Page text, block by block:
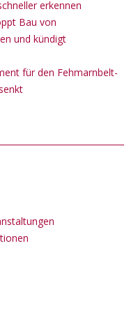
erkennen
Bau von
und kündigt
für den Fehmarnbelt-